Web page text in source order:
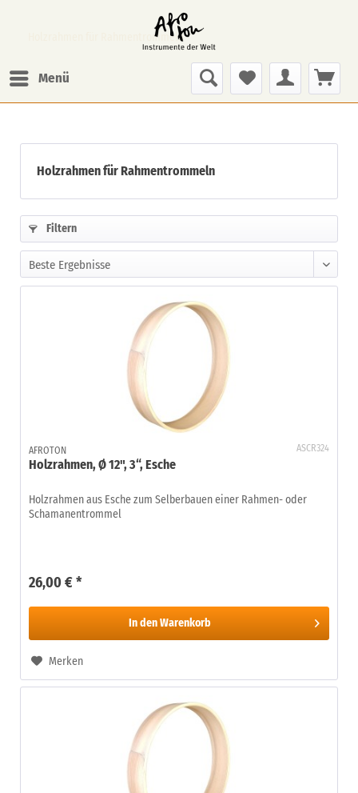
Menü
Holzrahmen für Rahmentrommeln
Holzrahmen für Rahmentrommeln
Filtern
ASCR324
AFROTON
Holzrahmen, Ø 12", 3“, Esche
Holzrahmen aus Esche zum Selberbauen einer Rahmen- oder
Schamanentrommel
26,00 € *
In den Warenkorb
Merken